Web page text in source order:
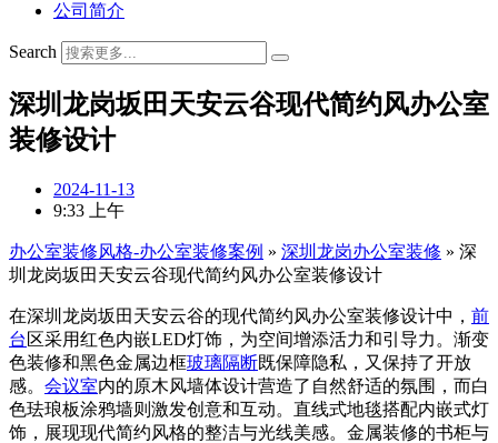
公司简介
Search
深圳龙岗坂田天安云谷现代简约风办公室
装修设计
2024-11-13
9:33 上午
办公室装修风格-办公室装修案例 » 深圳龙岗办公室装修 » 深
圳龙岗坂田天安云谷现代简约风办公室装修设计
在深圳龙岗坂田天安云谷的现代简约风办公室装修设计中， 前
台 区采用红色内嵌LED灯饰，为空间增添活力和引导力。渐变
色装修和黑色金属边框玻璃隔断既保障隐私，又保持了开放
感。 会议室内的原木风墙体设计营造了自然舒适的氛围，而白
色珐琅板涂鸦墙则激发创意和互动。直线式地毯搭配内嵌式灯
饰，展现现代简约风格的整洁与光线美感。金属装修的书柜与